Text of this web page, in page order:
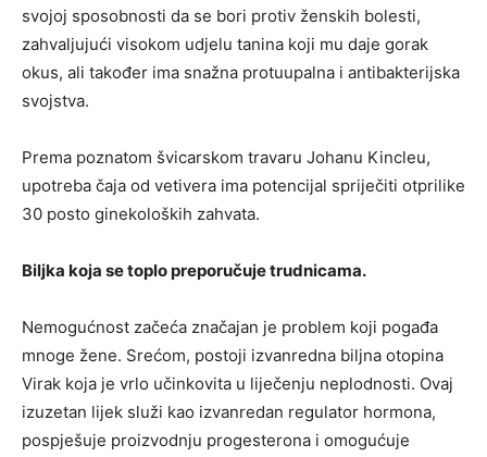
svojoj sposobnosti da se bori protiv ženskih bolesti,
zahvaljujući visokom udjelu tanina koji mu daje gorak
okus, ali također ima snažna protuupalna i antibakterijska
svojstva.
Prema poznatom švicarskom travaru Johanu Kincleu,
upotreba čaja od vetivera ima potencijal spriječiti otprilike
30 posto ginekoloških zahvata.
Biljka koja se toplo preporučuje trudnicama.
Nemogućnost začeća značajan je problem koji pogađa
mnoge žene. Srećom, postoji izvanredna biljna otopina
Virak koja je vrlo učinkovita u liječenju neplodnosti. Ovaj
izuzetan lijek služi kao izvanredan regulator hormona,
pospješuje proizvodnju progesterona i omogućuje